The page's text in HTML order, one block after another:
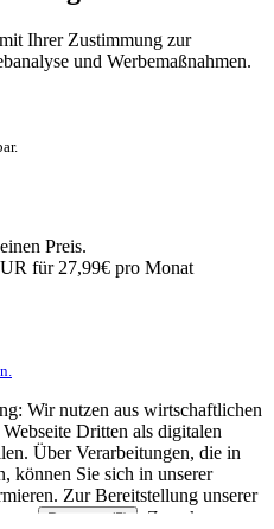
Ihrer Zustimmung zur
und Werbemaßnahmen.
Preis.
für 27,99€ pro Monat
Wir nutzen aus wirtschaftlichen
Dritten als digitalen
Über Verarbeitungen, die in
können Sie sich in unserer
Zur Bereitstellung unserer
Partnern (5)
. Zwecke: